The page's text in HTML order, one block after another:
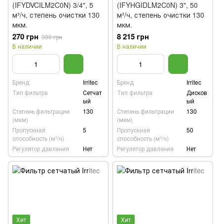
(IFYDVCILM2C0N) 3/4", 5
м³/ч, степень очистки 130
мкм.
270 грн 300 грн
В наличии
Бренд
Irritec
Тип фильтра
Сетчат
ый
Степень фильтрации
(мкм)
130
Пропускная
способность (м³/ч)
5
Регулятор давления Нет
(IFYHGIDLM2C0N) 3", 50
м³/ч, степень очистки 130
мкм.
8 215 грн
В наличии
Бренд
Irritec
Тип фильтра
Дисков
ый
Степень фильтрации
(мкм)
130
Пропускная
способность (м³/ч)
50
Регулятор давления Нет
Хит
Хит